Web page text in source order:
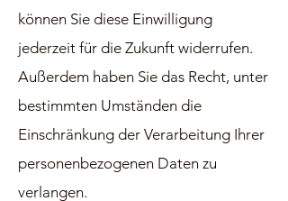
können Sie diese Einwilligung
jederzeit für die Zukunft widerrufen.
Außerdem haben Sie das Recht, unter
bestimmten Umständen die
Einschränkung der Verarbeitung Ihrer
personenbezogenen Daten zu
verlangen.